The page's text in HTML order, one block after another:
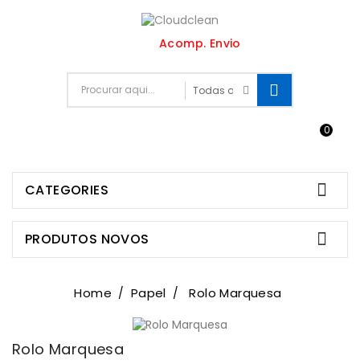
Acomp. Envio
0
CATEGORIES 
PRODUTOS NOVOS 
Home Papel Rolo Marquesa
Rolo Marquesa